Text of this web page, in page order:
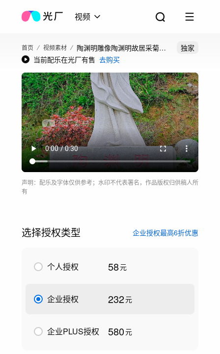
视频
首页 视频素材
陶渊明雕像陶渊明故居采菊东
篱下
独家
当前配乐在光厂有售 去购买
声明：配乐及字体仅供参考；水印不代表署名，作品版权归供稿人所
有
选择授权类型 企业授权最高6折优惠
个人授权 58元
企业授权 232元
企业PLUS授权 580元